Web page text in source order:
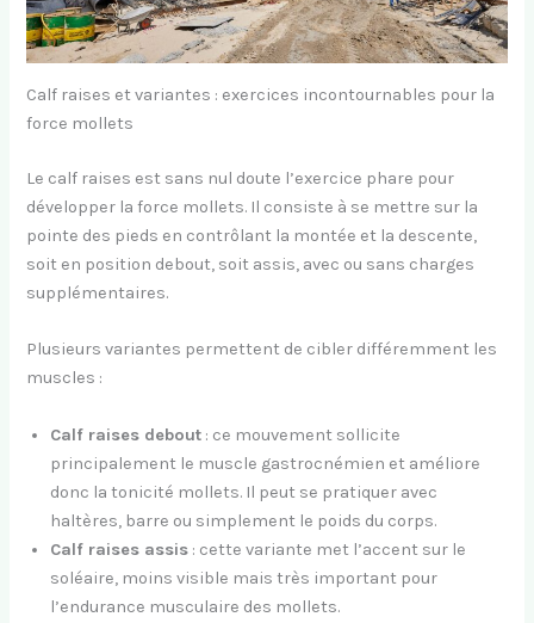
Calf raises et variantes : exercices incontournables pour la
force mollets
Le calf raises est sans nul doute l’exercice phare pour
développer la force mollets. Il consiste à se mettre sur la
pointe des pieds en contrôlant la montée et la descente,
soit en position debout, soit assis, avec ou sans charges
supplémentaires.
Plusieurs variantes permettent de cibler différemment les
muscles :
Calf raises debout : ce mouvement sollicite
principalement le muscle gastrocnémien et améliore
donc la tonicité mollets. Il peut se pratiquer avec
haltères, barre ou simplement le poids du corps.
Calf raises assis : cette variante met l’accent sur le
soléaire, moins visible mais très important pour
l’endurance musculaire des mollets.